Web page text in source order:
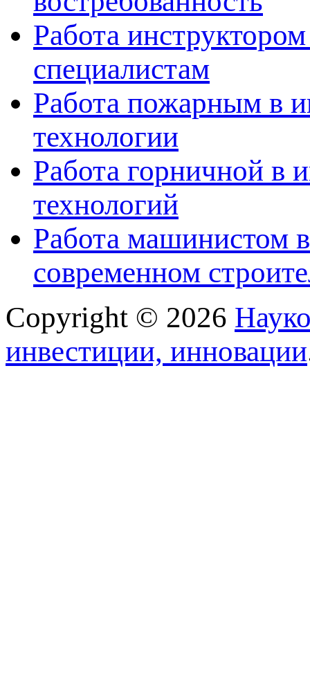
Работа
специалистам
Работа пожарным в
технологии
Работа горничной в
технологий
Работа машинистом
современном
Copyright © 2026
инвестиции, инновации